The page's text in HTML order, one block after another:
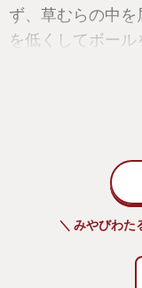
ず、草むらの中を
を低くしてボー
しかし難易度自
という優しい作
定することがで
物語を進めてい
＼ みやびわた